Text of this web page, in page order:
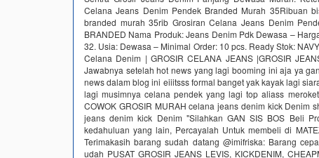
Celana Jeans Denim Pendek Branded Murah 35Ribuan
branded murah 35rib Grosiran Celana Jeans Denim
BRANDED Nama Produk: Jeans Denim Pdk Dewasa –
32. Usia: Dewasa – Minimal Order: 10 pcs. Ready Stok:
Celana Denim | GROSIR CELANA JEANS |GROSIR
Jawabnya setelah hot news yang lagi booming ini aja ya
news dalam blog ini eiiitsss formal banget yak kayak lagi
lagi musimnya celana pendek yang lagi top aliass
COWOK GROSIR MURAH celana jeans denim kick Denim
jeans denim kick Denim "Silahkan GAN SIS BOS Beli
kedahuluan yang lain, Percayalah Untuk membeli di
Terimakasih barang sudah datang @imifriska: Barang
udah PUSAT GROSIR JEANS LEVIS, KICKDENIM,